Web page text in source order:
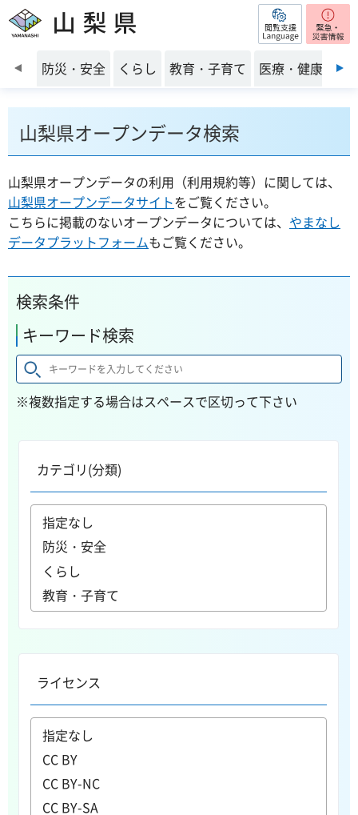
山梨県 閲覧支援
前のスライドを表示
防災・安全 くらし 教育・子育て 医療・健康・福
山梨県オープンデータ検索
山梨県オープンデータの利用（利用規約等）に関しては、
山梨県オープンデータサイトをご覧ください。
こちらに掲載のないオープンデータについては、 やまなし
データプラットフォームもご覧ください。
検索条件
キーワード検索
※複数指定する場合はスペースで区切って下さい
カテゴリ(分類)
ライセンス